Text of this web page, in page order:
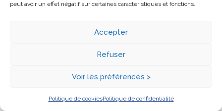
peut avoir un effet négatif sur certaines caractéristiques et fonctions.
Accepter
Refuser
Voir les préférences >
Politique de cookiesPolitique de confidentialité
10 trucs géniaux pour venir à bout des
2 avril 2015